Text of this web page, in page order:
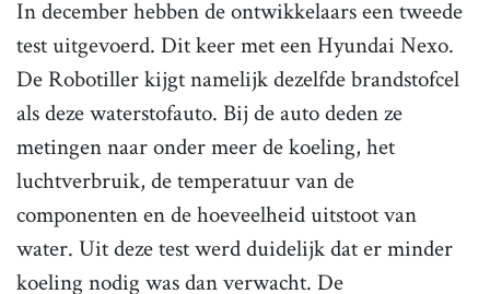
In december hebben de ontwikkelaars een tweede
test uitgevoerd. Dit keer met een Hyundai Nexo.
De Robotiller kijgt namelijk dezelfde brandstofcel
als deze waterstofauto. Bij de auto deden ze
metingen naar onder meer de koeling, het
luchtverbruik, de temperatuur van de
componenten en de hoeveelheid uitstoot van
water. Uit deze test werd duidelijk dat er minder
koeling nodig was dan verwacht. De